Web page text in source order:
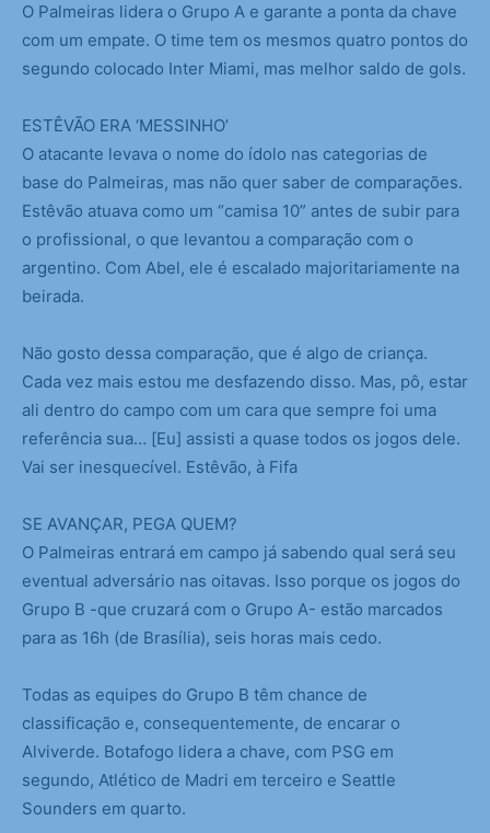
O Palmeiras lidera o Grupo A e garante a ponta da chave
com um empate. O time tem os mesmos quatro pontos do
segundo colocado Inter Miami, mas melhor saldo de gols.
ESTÊVÃO ERA ‘MESSINHO’
O atacante levava o nome do ídolo nas categorias de
base do Palmeiras, mas não quer saber de comparações.
Estêvão atuava como um “camisa 10” antes de subir para
o profissional, o que levantou a comparação com o
argentino. Com Abel, ele é escalado majoritariamente na
beirada.
Não gosto dessa comparação, que é algo de criança.
Cada vez mais estou me desfazendo disso. Mas, pô, estar
ali dentro do campo com um cara que sempre foi uma
referência sua… [Eu] assisti a quase todos os jogos dele.
Vai ser inesquecível. Estêvão, à Fifa
SE AVANÇAR, PEGA QUEM?
O Palmeiras entrará em campo já sabendo qual será seu
eventual adversário nas oitavas. Isso porque os jogos do
Grupo B -que cruzará com o Grupo A- estão marcados
para as 16h (de Brasília), seis horas mais cedo.
Todas as equipes do Grupo B têm chance de
classificação e, consequentemente, de encarar o
Alviverde. Botafogo lidera a chave, com PSG em
segundo, Atlético de Madri em terceiro e Seattle
Sounders em quarto.